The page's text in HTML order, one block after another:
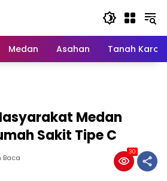
Medan Asahan Tanah Karo
Medan
Sakit Tipe C
Baca
30